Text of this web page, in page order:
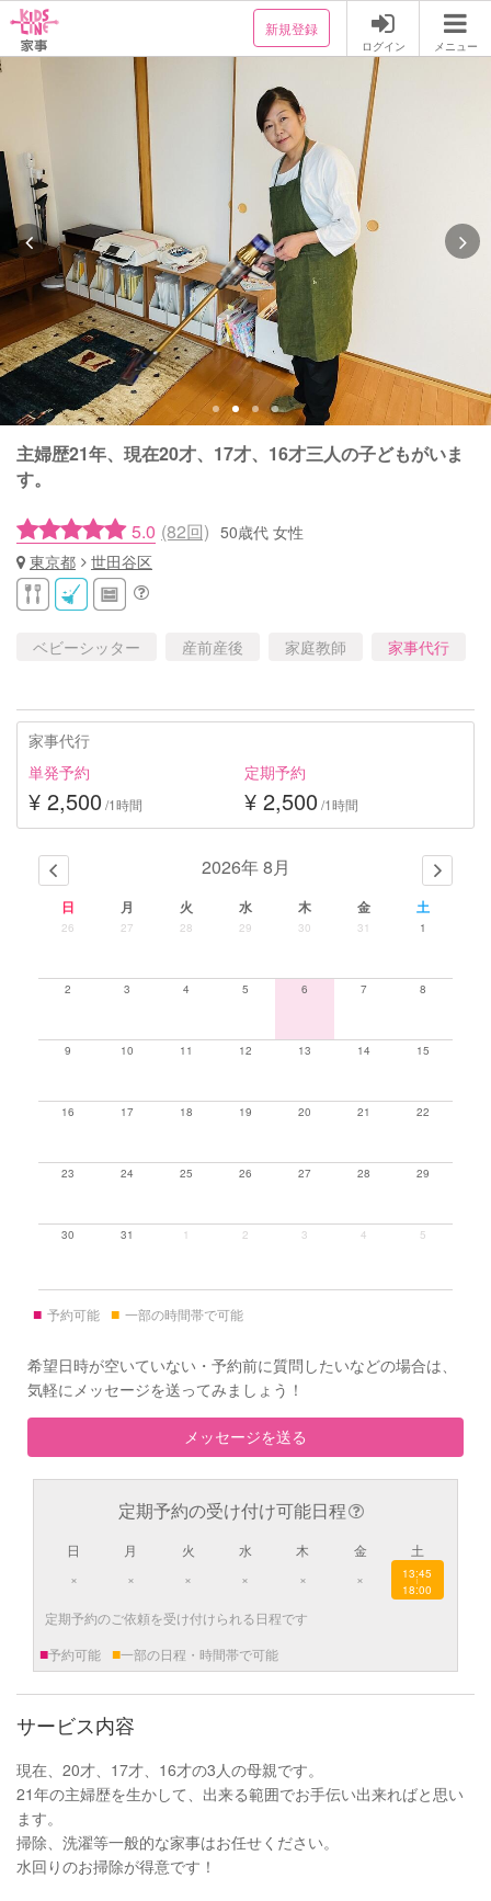
新規登録
ログイン メニュー
主婦歴21年、現在20才、17才、16才三人の子どもがいま
す。
5.0 (82回) 50歳代 女性
東京都
世田谷区
ベビーシッター 産前産後 家庭教師 家事代行
家事代行
単発予約
¥ 2,500 /1時間
定期予約
¥ 2,500 /1時間
2026年 8月
日 月 火 水 木 金 土
26 27 28 29 30 31 1
2 3 4 5 6 7 8
9 10 11 12 13 14 15
16 17 18 19 20 21 22
23 24 25 26 27 28 29
30 31 1 2 3 4 5
■ 予約可能 ■ 一部の時間帯で可能
希望日時が空いていない・予約前に質問したいなどの場合は、
気軽にメッセージを送ってみましょう！
メッセージを送る
定期予約の受け付け可能日程
日
×
月
×
火
×
水
×
木
×
金
×
土
13:45
|
18:00
定期予約のご依頼を受け付けられる日程です
■予約可能 ■一部の日程・時間帯で可能
サービス内容
現在、20才、17才、16才の3人の母親です。
21年の主婦歴を生かして、出来る範囲でお手伝い出来ればと思い
ます。
掃除、洗濯等一般的な家事はお任せください。
水回りのお掃除が得意です！